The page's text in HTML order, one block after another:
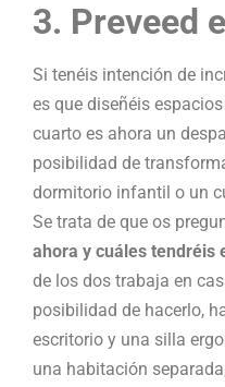
3. Preveed
Si tenéis intención de
es que diseñéis
cuarto es ahora un
posibilidad de
dormitorio infantil o un
Se trata de que os
ahora y cuáles tendréis
de los dos trabaja en
posibilidad de hacerlo,
escritorio y una silla
una habitación